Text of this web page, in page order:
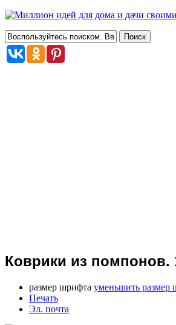
Коврики из помпонов.
размер шрифта уменьшить размер
Печать
Эл. почта